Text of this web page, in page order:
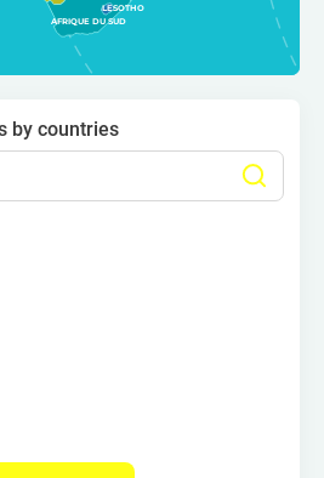
AFRIQUE DU SUD
LESOTHO
by countries